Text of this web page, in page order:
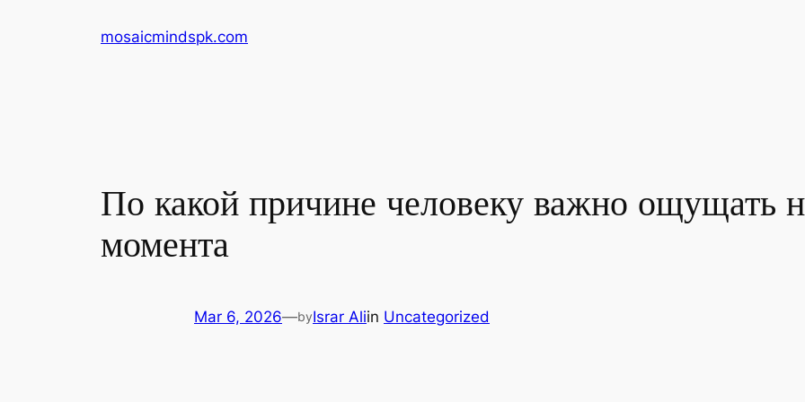
mosaicmindspk.com
По какой причине человеку важно ощущать
момента
Mar 6, 2026—byIsrar Aliin Uncategorized